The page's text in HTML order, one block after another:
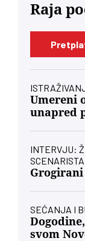
Raja
Umereni
unapred
INTERVJU:
SCENARISTA
Grogirani
SEĆANJA I
svom